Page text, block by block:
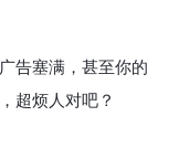
告塞满，甚至你的
超烦人对吧？